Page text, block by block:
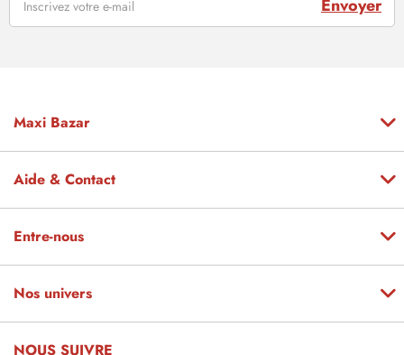
Envoyer
Maxi Bazar
Aide & Contact
Entre-nous
Nos univers
NOUS SUIVRE